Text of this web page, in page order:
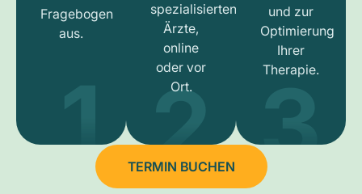
Fragebogen
aus.
1
spezialisierten
Ärzte,
online
oder vor
Ort.
2
und zur
Optimierung
Ihrer
Therapie.
3
TERMIN BUCHEN